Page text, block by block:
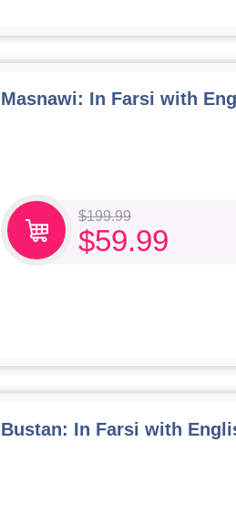
Masnawi: In Farsi with
$199.99
$59.99
Bustan: In Farsi with